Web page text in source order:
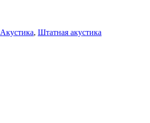
Акустика, Штатная акустика